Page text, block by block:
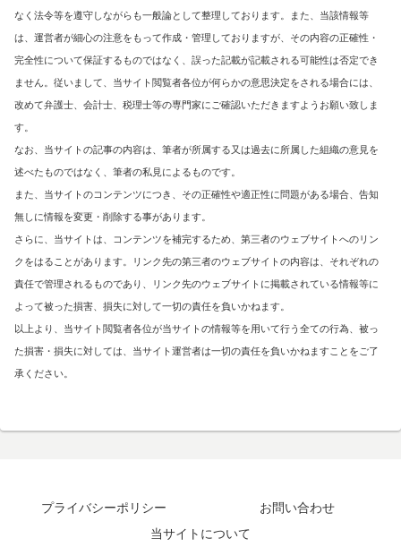
なく法令等を遵守しながらも一般論として整理しております。また、当該情報等
は、運営者が細心の注意をもって作成・管理しておりますが、その内容の正確性・
完全性について保証するものではなく、誤った記載が記載される可能性は否定でき
ません。従いまして、当サイト閲覧者各位が何らかの意思決定をされる場合には、
改めて弁護士、会計士、税理士等の専門家にご確認いただきますようお願い致しま
す。
なお、当サイトの記事の内容は、筆者が所属する又は過去に所属した組織の意見を
述べたものではなく、筆者の私見によるものです。
また、当サイトのコンテンツにつき、その正確性や適正性に問題がある場合、告知
無しに情報を変更・削除する事があります。
さらに、当サイトは、コンテンツを補完するため、第三者のウェブサイトへのリン
クをはることがあります。リンク先の第三者のウェブサイトの内容は、それぞれの
責任で管理されるものであり、リンク先のウェブサイトに掲載されている情報等に
よって被った損害、損失に対して一切の責任を負いかねます。
以上より、当サイト閲覧者各位が当サイトの情報等を用いて行う全ての行為、被っ
た損害・損失に対しては、当サイト運営者は一切の責任を負いかねますことをご了
承ください。
プライバシーポリシー
お問い合わせ
当サイトについて